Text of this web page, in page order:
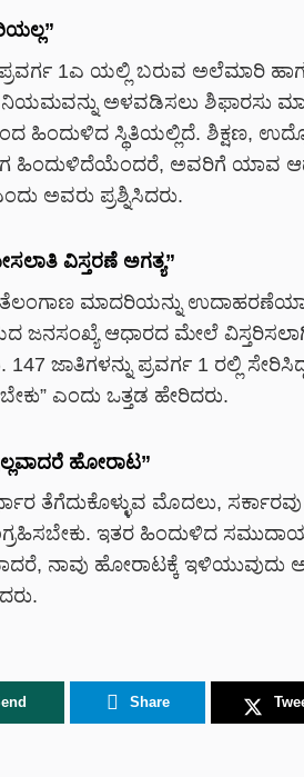
1ಎ ಯಲ್ಲಿ ಬರುವ ಅಲೆಮಾರಿ
ಅಳವಡಿಸಲು ಶಿಫಾರಸು
ಹಿಂದುಳಿದ ಸ್ಥಿತಿಯಲ್ಲಿದೆ. ಶಿಕ್ಷಣ,
ಹಿಂದುಳಿದೆಯೆಂದರೆ, ಅವರಿಗೆ ಯಾವ
ಅವರು ಪ್ರಶ್ನಿಸಿದರು.
ವಿಸ್ತರಣೆ ಅಗತ್ಯ”
ಮಾದರಿಯನ್ನು ಉದಾಹರಣೆಯಾಗಿ
ಜನಸಂಖ್ಯೆ ಆಧಾರದ ಮೇಲೆ
ಜಾತಿಗಳನ್ನು ಪ್ರವರ್ಗ 1 ರಲ್ಲಿ
ಎಂದು ಒತ್ತಡ ಹೇರಿದರು.
ಹೋರಾಟ”
ತೆಗೆದುಕೊಳ್ಳುವ ಮೊದಲು, ಸರ್ಕಾರವು
ಇತರ ಹಿಂದುಳಿದ
ನಾವು ಹೋರಾಟಕ್ಕೆ ಇಳಿಯುವುದು
Share